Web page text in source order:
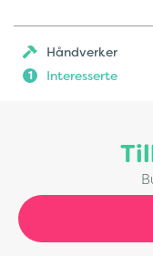
Håndverker
1 Interesserte